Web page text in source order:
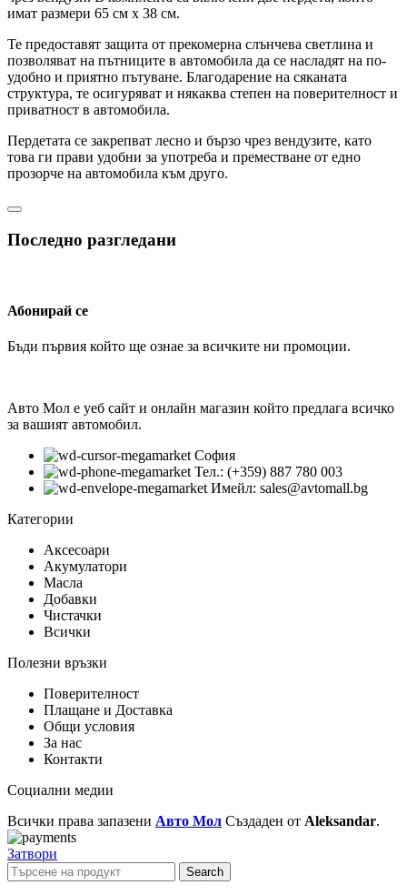
имат размери 65 см х 38 см.
Те предоставят защита от прекомерна слънчева светлина и
позволяват на пътниците в автомобила да се насладят на по-
удобно и приятно пътуване. Благодарение на сяканата
структура, те осигуряват и някаква степен на поверителност и
приватност в автомобила.
Пердетата се закрепват лесно и бързо чрез вендузите, като
това ги прави удобни за употреба и преместване от едно
прозорче на автомобила към друго.
Последно разгледани
Абонирай се
Бъди първия който ще ознае за всичките ни промоции.
Авто Мол е уеб сайт и онлайн магазин който предлага всичко
за вашият автомобил.
София
Тел.: (+359) 887 780 003
Имейл: sales@avtomall.bg
Категории
Аксесоари
Акумулатори
Масла
Добавки
Чистачки
Всички
Полезни връзки
Поверителност
Плащане и Доставка
Общи условия
За нас
Контакти
Социални медии
Всички права запазени Авто Мол Създаден от Aleksandar.
Затвори
Search